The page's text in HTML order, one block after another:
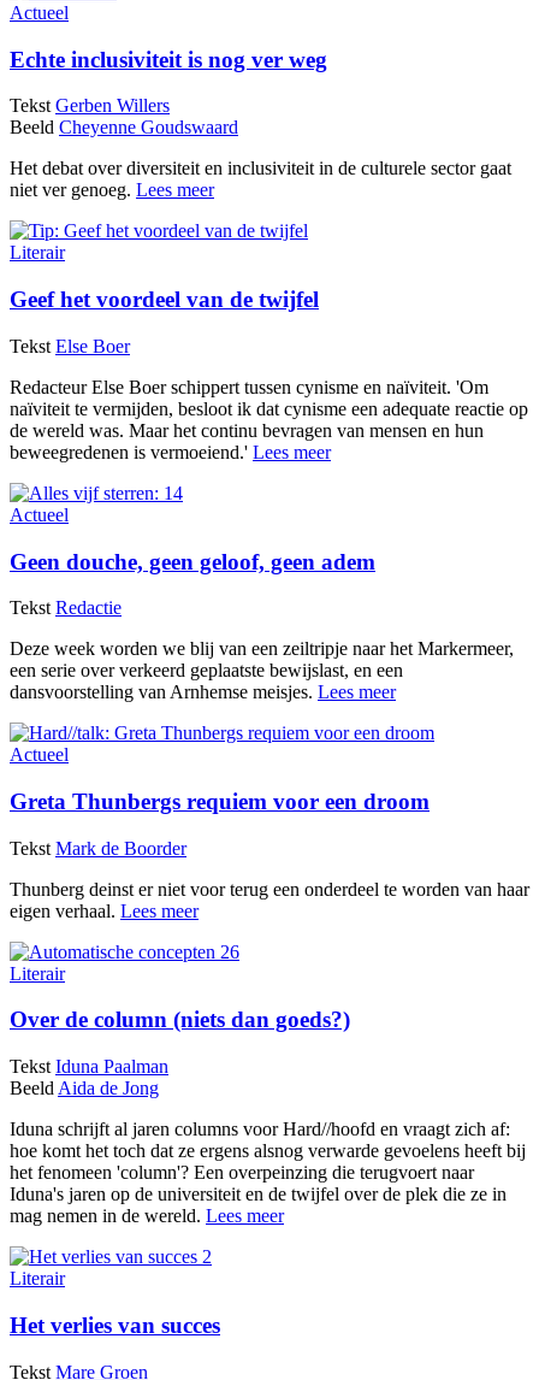
Actueel
Echte inclusiviteit is nog ver weg
Tekst Gerben Willers
Beeld Cheyenne Goudswaard
Het debat over diversiteit en inclusiviteit in de culturele sector gaat
niet ver genoeg. Lees meer
Literair
Geef het voordeel van de twijfel
Tekst Else Boer
Redacteur Else Boer schippert tussen cynisme en naïviteit. 'Om
naïviteit te vermijden, besloot ik dat cynisme een adequate reactie op
de wereld was. Maar het continu bevragen van mensen en hun
beweegredenen is vermoeiend.' Lees meer
Actueel
Geen douche, geen geloof, geen adem
Tekst Redactie
Deze week worden we blij van een zeiltripje naar het Markermeer,
een serie over verkeerd geplaatste bewijslast, en een
dansvoorstelling van Arnhemse meisjes. Lees meer
Actueel
Greta Thunbergs requiem voor een droom
Tekst Mark de Boorder
Thunberg deinst er niet voor terug een onderdeel te worden van haar
eigen verhaal. Lees meer
Literair
Over de column (niets dan goeds?)
Tekst Iduna Paalman
Beeld Aida de Jong
Iduna schrijft al jaren columns voor Hard//hoofd en vraagt zich af:
hoe komt het toch dat ze ergens alsnog verwarde gevoelens heeft bij
het fenomeen 'column'? Een overpeinzing die terugvoert naar
Iduna's jaren op de universiteit en de twijfel over de plek die ze in
mag nemen in de wereld. Lees meer
Literair
Het verlies van succes
Tekst Mare Groen